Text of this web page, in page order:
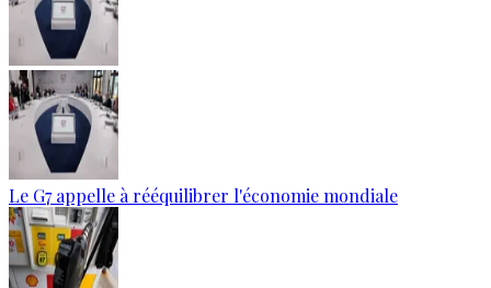
Le G7 appelle à rééquilibrer l'économie mondiale